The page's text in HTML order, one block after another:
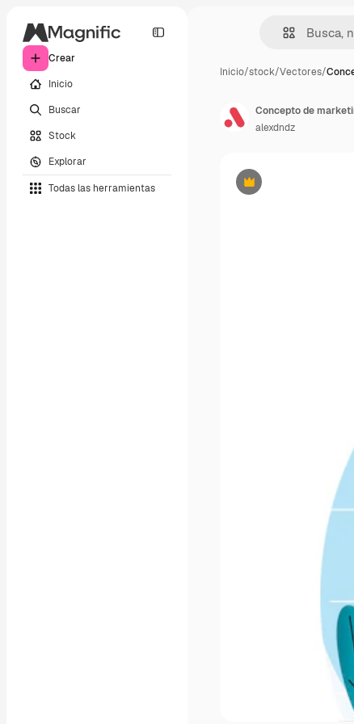
Crear
Inicio
Buscar
Stock
Explorar
Todas las herramientas
Inicio/stock/Vectores/
Premium
alexdndz